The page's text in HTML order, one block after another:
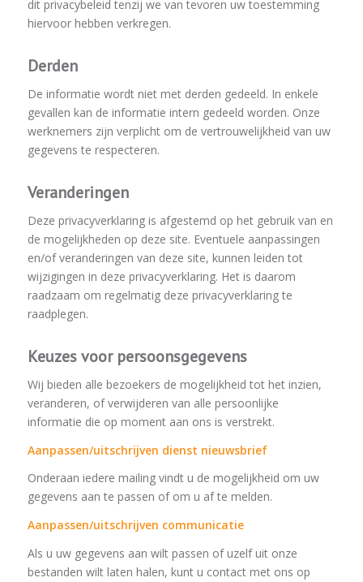
dit privacybeleid tenzij we van tevoren uw toestemming
hiervoor hebben verkregen.
Derden
De informatie wordt niet met derden gedeeld. In enkele
gevallen kan de informatie intern gedeeld worden. Onze
werknemers zijn verplicht om de vertrouwelijkheid van uw
gegevens te respecteren.
Veranderingen
Deze privacyverklaring is afgestemd op het gebruik van en
de mogelijkheden op deze site. Eventuele aanpassingen
en/of veranderingen van deze site, kunnen leiden tot
wijzigingen in deze privacyverklaring. Het is daarom
raadzaam om regelmatig deze privacyverklaring te
raadplegen.
Keuzes voor persoonsgegevens
Wij bieden alle bezoekers de mogelijkheid tot het inzien,
veranderen, of verwijderen van alle persoonlijke
informatie die op moment aan ons is verstrekt.
Aanpassen/uitschrijven dienst nieuwsbrief
Onderaan iedere mailing vindt u de mogelijkheid om uw
gegevens aan te passen of om u af te melden.
Aanpassen/uitschrijven communicatie
Als u uw gegevens aan wilt passen of uzelf uit onze
bestanden wilt laten halen, kunt u contact met ons op